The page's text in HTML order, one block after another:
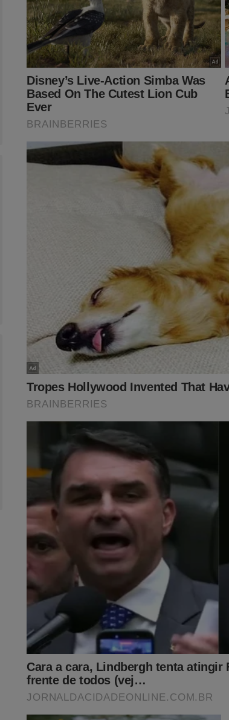
Jornal da Cidade Online acaba de lançar o
conteúdo exclusivo para os assinantes do
CLICANDO AQUI!
Para assinar, clique no link abaixo:
https://assinante.jornaldacidadeonline.com.br/
Quer apoiar o JCO de outra maneira? Adquira
Volta à Cena do Crime". O próprio Bolsonaro